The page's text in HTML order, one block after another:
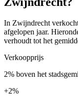
In Zwijndrecht
afgelopen jaar.
verhoudt tot het
Verkoopprijs
2% boven het
+2%